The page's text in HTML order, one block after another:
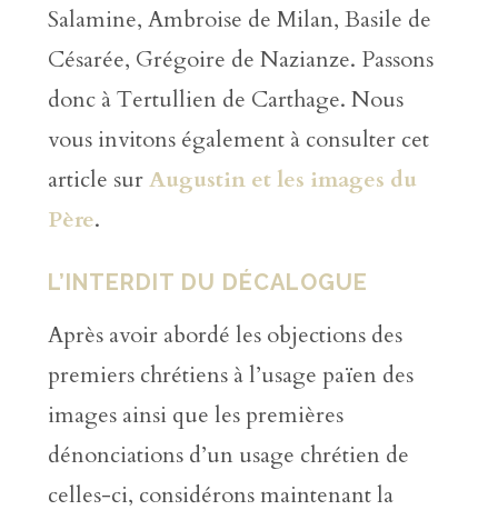
Salamine, Ambroise de Milan, Basile de
Césarée, Grégoire de Nazianze. Passons
donc à Tertullien de Carthage. Nous
vous invitons également à consulter cet
article surAugustin et les images du
Père.
L’INTERDIT DU DÉCALOGUE
Après avoir abordé les objections des
premiers chrétiens à l’usage païen des
images ainsi que les premières
dénonciations d’un usage chrétien de
celles-ci, considérons maintenant la